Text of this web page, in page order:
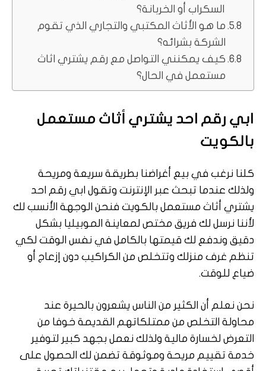
السكراب أو الخربانة؟
ما هو الأثاث المكتبي والتجاري الذي تقوم
الشركة بشرائه؟
كيف يمكنني التواصل مع رقم يشتري اثاث
مستعمل في الحال؟
ابي رقم احد يشتري أثاث مستعمل
بالكويت
كلنا نرغب في بيع أغراضنا بطريقة سريعة ومريحة
ولذلك عندما تبحث عبر الإنترنت وتقول ابي رقم احد
يشتري أثاث مستعمل بالكويت فنحن الوجهة الأنسب لك
لأننا نرسل لك فريق مختص لمعاينة الموبيليا بشكل
دقيق وندفع لك قيمتها بالكامل في نفس الوقت لكي
تنظم غرف منزلك وتتخلص من الكراكيب دون إزعاج أو
ضياع للوقت.
نحن نعلم أن الكثير من الناس يشعرون بالحيرة عند
محاولة التخلص من ممتلكاتهم القديمة خوفا من
التعرض لخسارة مالية ولذلك نعمل بجهد كبير لتوفير
خدمة تقييم مريحة وموثوقة تضمن لك الحصول على